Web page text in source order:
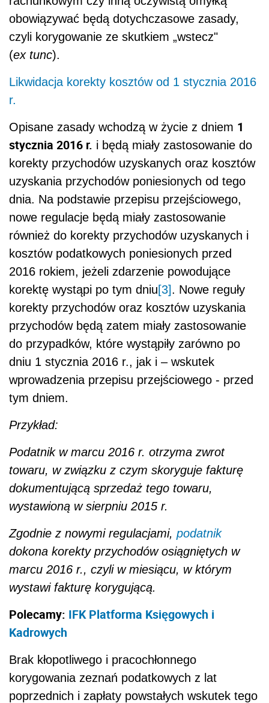
obowiązywać będą dotychczasowe zasady,
czyli korygowanie ze skutkiem „wstecz"
(ex tunc).
Likwidacja korekty kosztów od 1 stycznia 2016
r.
Opisane zasady wchodzą w życie z dniem 1
stycznia 2016 r. i będą miały zastosowanie do
korekty przychodów uzyskanych oraz kosztów
uzyskania przychodów poniesionych od tego
dnia. Na podstawie przepisu przejściowego,
nowe regulacje będą miały zastosowanie
również do korekty przychodów uzyskanych i
kosztów podatkowych poniesionych przed
2016 rokiem, jeżeli zdarzenie powodujące
korektę wystąpi po tym dniu[3]. Nowe reguły
korekty przychodów oraz kosztów uzyskania
przychodów będą zatem miały zastosowanie
do przypadków, które wystąpiły zarówno po
dniu 1 stycznia 2016 r., jak i – wskutek
wprowadzenia przepisu przejściowego - przed
tym dniem.
Przykład:
Podatnik w marcu 2016 r. otrzyma zwrot
towaru, w związku z czym skoryguje fakturę
dokumentującą sprzedaż tego towaru,
wystawioną w sierpniu 2015 r.
Zgodnie z nowymi regulacjami, podatnik
dokona korekty przychodów osiągniętych w
marcu 2016 r., czyli w miesiącu, w którym
wystawi fakturę korygującą.
Polecamy: IFK Platforma Księgowych i
Kadrowych
Brak kłopotliwego i pracochłonnego
korygowania zeznań podatkowych z lat
poprzednich i zapłaty powstałych wskutek tego